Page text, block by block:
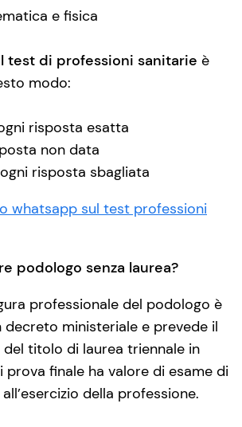
e fisica
test di professioni sanitarie è
modo:
risposta esatta
non data
risposta sbagliata
whatsapp sul test professioni
podologo senza laurea?
professionale del podologo è
ministeriale e prevede il
titolo di laurea triennale in
prova finale ha valore di esame di
della professione.